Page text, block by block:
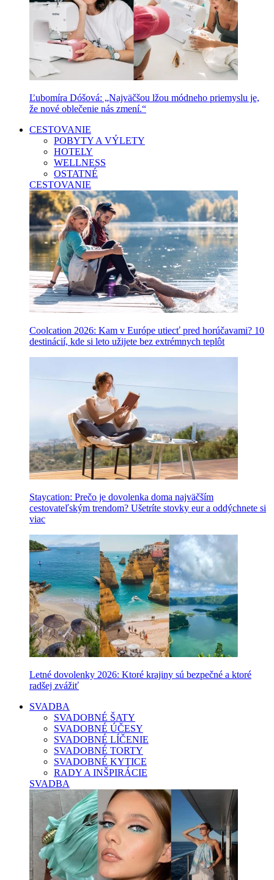
Ľubomíra Dóšová: „Najväčšou lžou módneho priemyslu je,
že nové oblečenie nás zmení.“
CESTOVANIE
POBYTY A VÝLETY
HOTELY
WELLNESS
OSTATNÉ
CESTOVANIE
Coolcation 2026: Kam v Európe utiecť pred horúčavami? 10
destinácií, kde si leto užijete bez extrémnych teplôt
Staycation: Prečo je dovolenka doma najväčším
cestovateľským trendom? Ušetríte stovky eur a oddýchnete si
viac
Letné dovolenky 2026: Ktoré krajiny sú bezpečné a ktoré
radšej zvážiť
SVADBA
SVADOBNÉ ŠATY
SVADOBNÉ ÚČESY
SVADOBNÉ LÍČENIE
SVADOBNÉ TORTY
SVADOBNÉ KYTICE
RADY A INŠPIRÁCIE
SVADBA